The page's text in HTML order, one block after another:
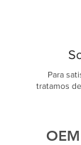
Para
tratamos
OEM